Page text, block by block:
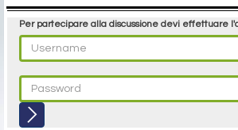
Per partecipare alla discussione devi effettuare